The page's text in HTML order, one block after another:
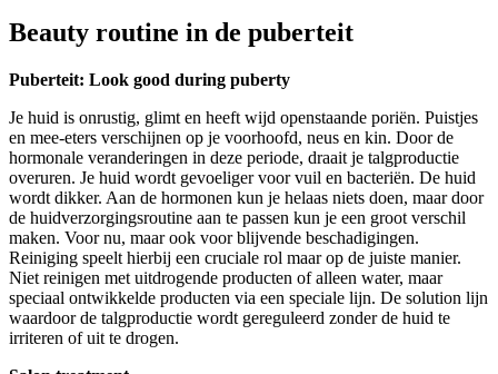
Beauty routine in de puberteit
Puberteit: Look good during puberty
Je huid is onrustig, glimt en heeft wijd openstaande poriën. Puistjes
en mee-eters verschijnen op je voorhoofd, neus en kin. Door de
hormonale veranderingen in deze periode, draait je talgproductie
overuren. Je huid wordt gevoeliger voor vuil en bacteriën. De huid
wordt dikker. Aan de hormonen kun je helaas niets doen, maar door
de huidverzorgingsroutine aan te passen kun je een groot verschil
maken. Voor nu, maar ook voor blijvende beschadigingen.
Reiniging speelt hierbij een cruciale rol maar op de juiste manier.
Niet reinigen met uitdrogende producten of alleen water, maar
speciaal ontwikkelde producten via een speciale lijn. De solution lijn
waardoor de talgproductie wordt gereguleerd zonder de huid te
irriteren of uit te drogen.